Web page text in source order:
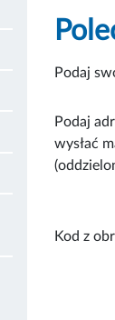
Podaj
Podaj
wysłać
Kod z